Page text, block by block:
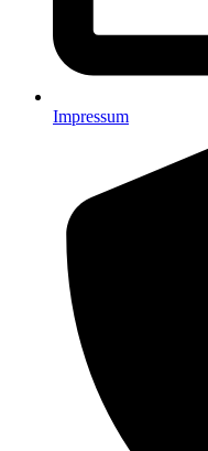
Impressum